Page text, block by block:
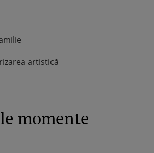
artistică
momente